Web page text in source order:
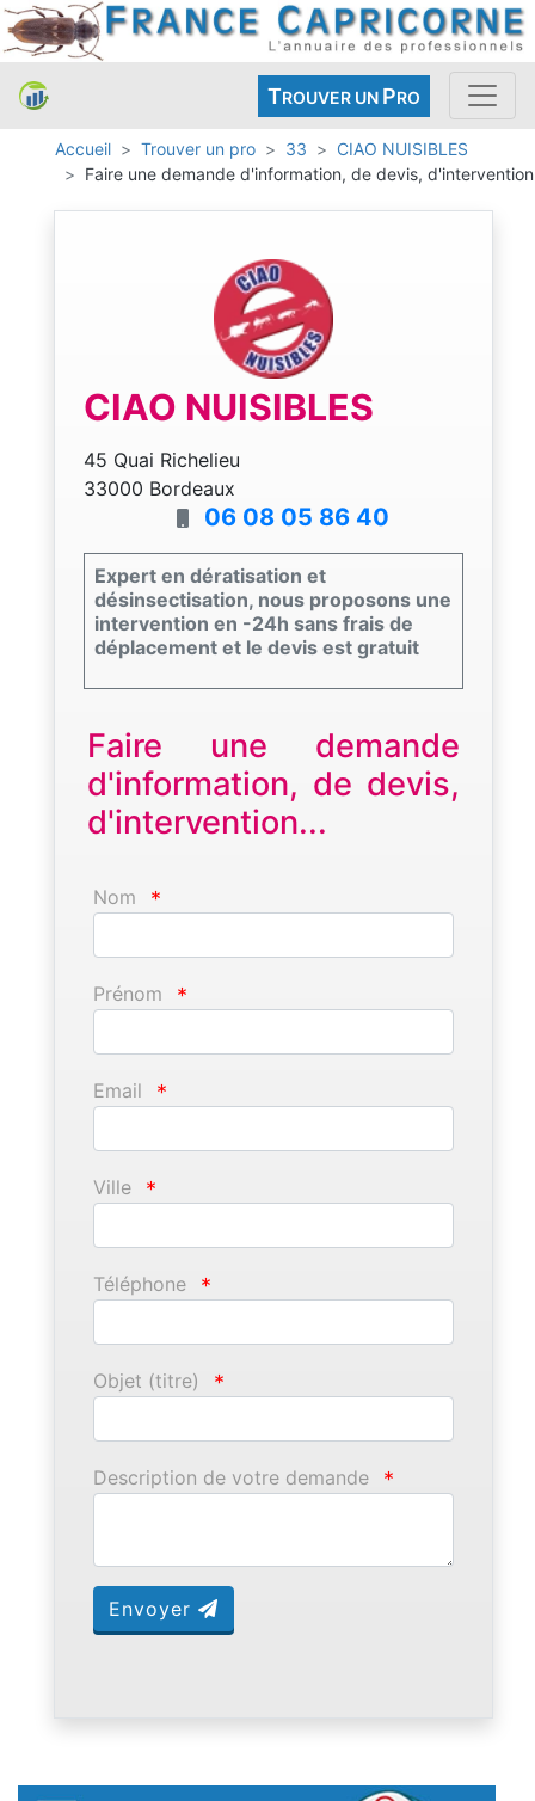
TROUVER UN PRO
Accueil Trouver un pro 33
CIAO NUISIBLES
Faire une demande d'information, de devis, d'intervention
CIAO NUISIBLES
45 Quai Richelieu
33000 Bordeaux
06 08 05 86 40
Expert en dératisation et
désinsectisation, nous proposons une
intervention en -24h sans frais de
déplacement et le devis est gratuit
Faire une demande
d'information, de devis,
d'intervention...
Nom *
Prénom *
Email *
Ville *
Téléphone *
Objet (titre) *
Description de votre demande *
Envoyer